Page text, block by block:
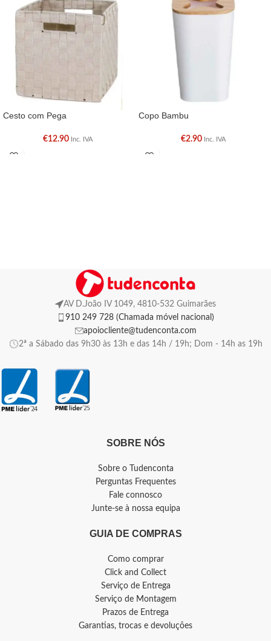
Cesto com Pega
€12.90 Inc. IVA
Copo Bambu
€2.90 Inc. IVA
AV D.João IV 1049, 4810-532 Guimarães
910 249 728 (Chamada móvel nacional)
apoiocliente@tudenconta.com
2ª a Sábado das 9h30 às 13h e das 14h / 19h; Dom - 14h as 19h
SOBRE NÓS
Sobre o Tudenconta
Perguntas Frequentes
Fale connosco
Junte-se à nossa equipa
GUIA DE COMPRAS
Como comprar
Click and Collect
Serviço de Entrega
Serviço de Montagem
Prazos de Entrega
Garantias, trocas e devoluções